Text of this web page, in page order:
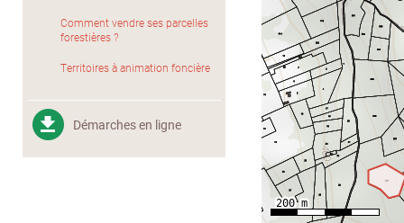
Comment vendre ses parcelles
forestières ?
Territoires à animation foncière
Démarches en ligne